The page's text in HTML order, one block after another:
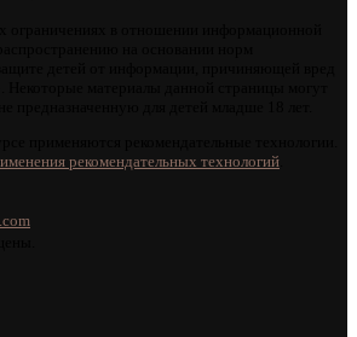
рекомендательных технологий